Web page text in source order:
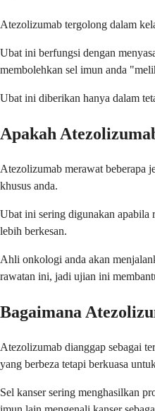
Atezolizumab tergolong dalam
Ubat ini berfungsi dengan
membolehkan sel imun anda
Ubat ini diberikan hanya dalam
Apakah
Atezolizumab merawat beberapa
khusus anda.
Ubat ini sering digunakan apabila
lebih berkesan.
Ahli onkologi anda akan
rawatan ini, jadi ujian ini
Bagaimana
Atezolizumab dianggap sebagai
yang berbeza tetapi berkuasa
Sel kanser sering menghasilkan